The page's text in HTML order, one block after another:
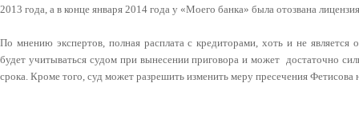
2013 года, а в конце января 2014 года у «Моего банка» была отозвана
По мнению экспертов, полная расплата с кредиторами, хоть и не является
будет учитываться судом при вынесении приговора и может достаточно
срока. Кроме того, суд может разрешить изменить меру пресечения Фетисова